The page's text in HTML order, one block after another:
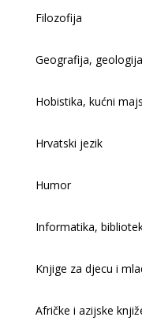
Filozofija
Geografija,
Hobistika, kućni
Hrvatski jezik
Humor
Informatika,
Knjige za djecu i
Afričke i azijske